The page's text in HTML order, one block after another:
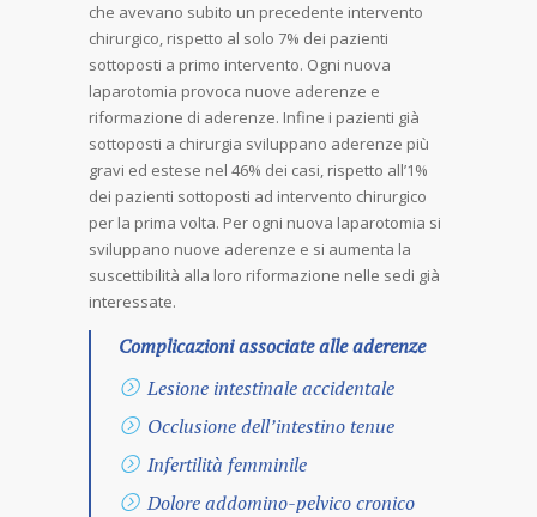
che avevano subito un precedente intervento
chirurgico, rispetto al solo 7% dei pazienti
sottoposti a primo intervento. Ogni nuova
laparotomia provoca nuove aderenze e
riformazione di aderenze. Infine i pazienti già
sottoposti a chirurgia sviluppano aderenze più
gravi ed estese nel 46% dei casi, rispetto all’1%
dei pazienti sottoposti ad intervento chirurgico
per la prima volta. Per ogni nuova laparotomia si
sviluppano nuove aderenze e si aumenta la
suscettibilità alla loro riformazione nelle sedi già
interessate.
Complicazioni associate alle aderenze
Lesione intestinale accidentale
Occlusione dell’intestino tenue
Infertilità femminile
Dolore addomino-pelvico cronico